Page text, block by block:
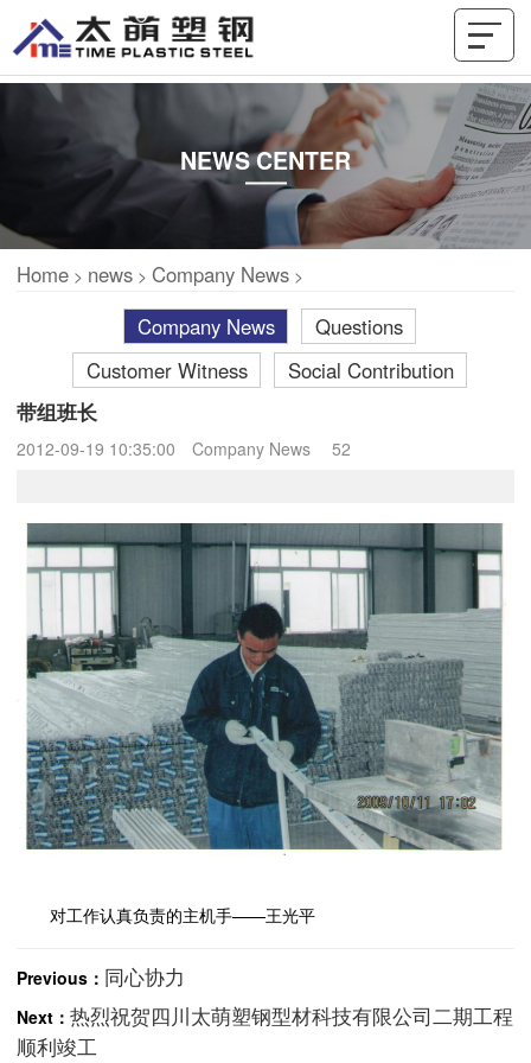
NEWS CENTER
Home > news > Company News >
Company News
Questions
Customer Witness
Social Contribution
带组班长
2012-09-19 10:35:00 Company News 52
对工作认真负责的主机手——王光平
Previous： 同心协力
Next： 热烈祝贺四川太萌塑钢型材科技有限公司二期工程
顺利竣工